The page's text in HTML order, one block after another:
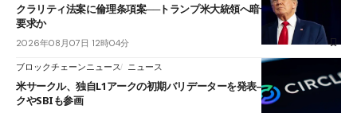
クラリティ法案に倫理条項案──トランプ米大統領へ暗号資産事業の売却
要求か
2026年08月07日 12時04分
ブロックチェーンニュース ニュース
米サークル、独自L1アークの初期バリデーターを発表――ブラックロッ
クやSBIも参画